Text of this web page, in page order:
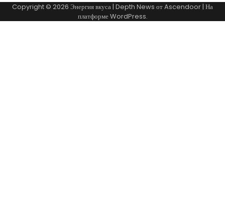
Copyright © 2026 Энергия вкуса| Depth News отAscendoor| На
платформеWordPress.